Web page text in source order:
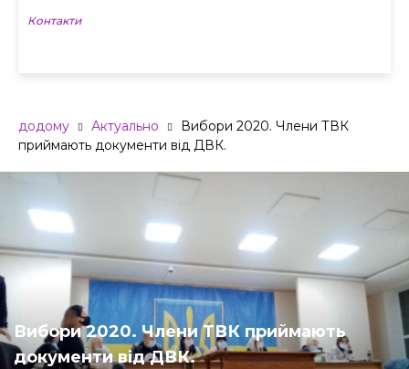
Контакти
додому Актуально
Вибори 2020. Члени ТВК
приймають документи від ДВК.
Вибори 2020. Члени ТВК приймають
документи від ДВК.